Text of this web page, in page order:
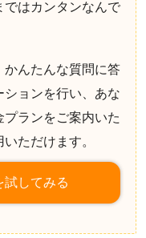
ではカンタンなんで
かんたんな質問に答
ションを行い、あな
ランをご案内いた
ただけます。
試してみる